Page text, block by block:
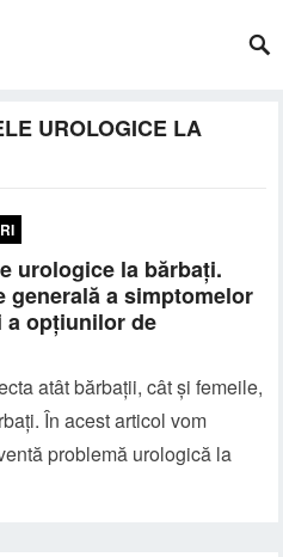
UROLOGICE LA
urologice la bărbați.
generală a simptomelor
a opțiunilor de
atât bărbații, cât și femeile,
În acest articol vom
problemă urologică la